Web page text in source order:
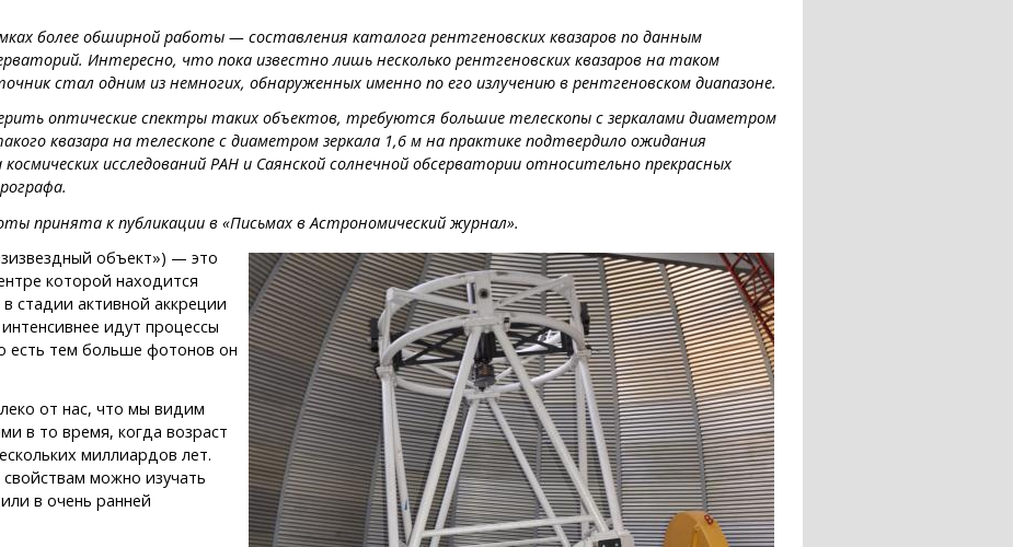
более обширной работы — составления каталога рентгеновских квазаров по данным
Интересно, что пока известно лишь несколько рентгеновских квазаров на таком
стал одним из немногих, обнаруженных именно по его излучению в рентгеновском диапазоне.
оптические спектры таких объектов, требуются большие телескопы с зеркалами диаметром
квазара на телескопе с диаметром зеркала 1,6 м на практике подтвердило ожидания
исследований РАН и Саянской солнечной обсерватории относительно прекрасных
принята к публикации в «Письмах в Астрономический журнал».
объект») — это
которой находится
стадии активной аккреции
идут процессы
есть тем больше фотонов он
от нас, что мы видим
в то время, когда возраст
миллиардов лет.
можно изучать
в очень ранней